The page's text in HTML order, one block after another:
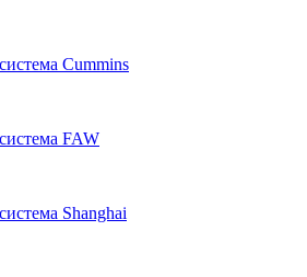
Cummins
FAW
Shanghai